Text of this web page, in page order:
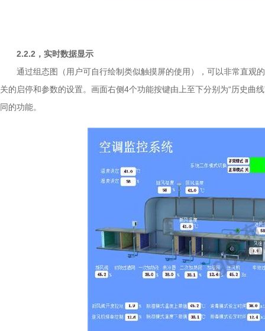
2.2.2 ，实时数据显示
通过组态图（用户可自行绘制类似触摸屏的使用），可以非常直观
关的启停和参数的设置。画面右侧4个功能按键由上至下分别为“历史曲
同的功能。